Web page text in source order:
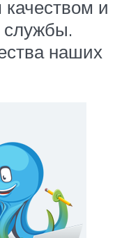
и
наших